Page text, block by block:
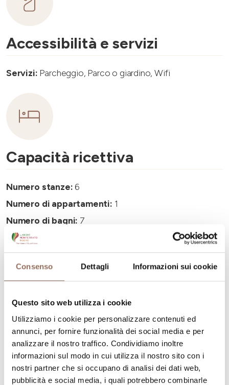
Consenso Dettagli Informazioni sui cookie
Questo sito web utilizza i cookie
Utilizziamo i cookie per personalizzare contenuti ed
annunci, per fornire funzionalità dei social media e per
analizzare il nostro traffico. Condividiamo inoltre
informazioni sul modo in cui utilizza il nostro sito con i
nostri partner che si occupano di analisi dei dati web,
pubblicità e social media, i quali potrebbero combinarle
Accessibilità e servizi
Servizi: Parcheggio, Parco o giardino, Wifi
Capacità ricettiva
Numero stanze: 6
Numero di appartamenti: 1
Numero di bagni: 7
Numero letti:
La tua vacanza
Pianifica dove dormire, dove mangiare, cosa fare e
visitare in ogni angolo di Langhe Monferrato Roero, con
un occhio al meteo in tempo reale